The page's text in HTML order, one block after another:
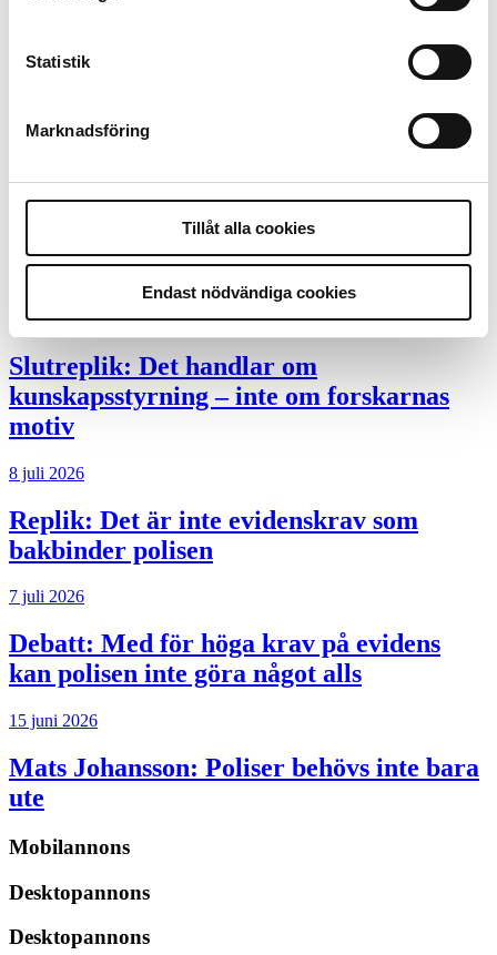
Statistik
Marknadsföring
Tillåt alla cookies
Endast nödvändiga cookies
ska han lära sig grunderna
4 juni 2026
Polisregionen erkänner fel: ”Kommer att
rättas till”
Mobilannons
9 juli 2026
Slutreplik: Det handlar om
kunskapsstyrning – inte om forskarnas
motiv
8 juli 2026
Replik: Det är inte evidenskrav som
bakbinder polisen
7 juli 2026
Debatt: Med för höga krav på evidens
kan polisen inte göra något alls
15 juni 2026
Mats Johansson: Poliser behövs inte bara
ute
Mobilannons
Desktopannons
Desktopannons